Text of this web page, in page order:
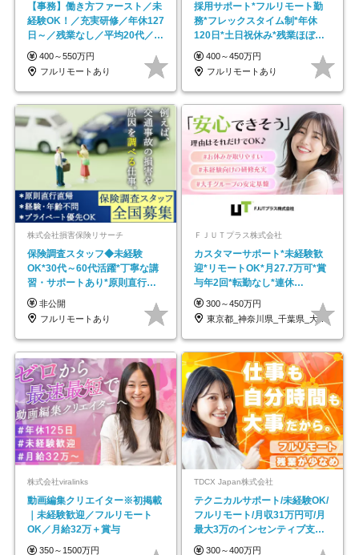
【事務】働き方ファースト／未
経験OK！／充実研修／年休127
日～／残業なし／平均20代／リ
モートOK
400～550万円
フルリモートあり
採用サポート*フルリモート勤
務*フレックスタイム制*年休
120日*土日祝休み*残業ほぼな
し*育児中社員8割以上
400～450万円
フルリモートあり
株式会社損害保険リサーチ
保険調査スタッフ◆未経験
OK*30代～60代活躍*丁寧な講
習・サポートあり*原則直行直
帰／全国募集・業務委託
非公開
フルリモートあり
ＦＪＵＴプラス株式会社
カスタマーサポート*未経験歓
迎*リモートOK*月27.7万可*賞
与年2回*転勤なし*連休
OK/ZE010232
300～450万円
東京都_神奈川県_千葉県_大阪府_愛知県…
株式会社viralinks
動画編集クリエイター※初掲載
｜未経験歓迎／フルリモート
OK／月給32万＋賞与
350～1500万円
TDCX Japan株式会社
テクニカルサポート/未経験OK/
フルリモート/月収31万円可/月
最大3万のインセンティブ支給/
平均年齢33歳
300～400万円